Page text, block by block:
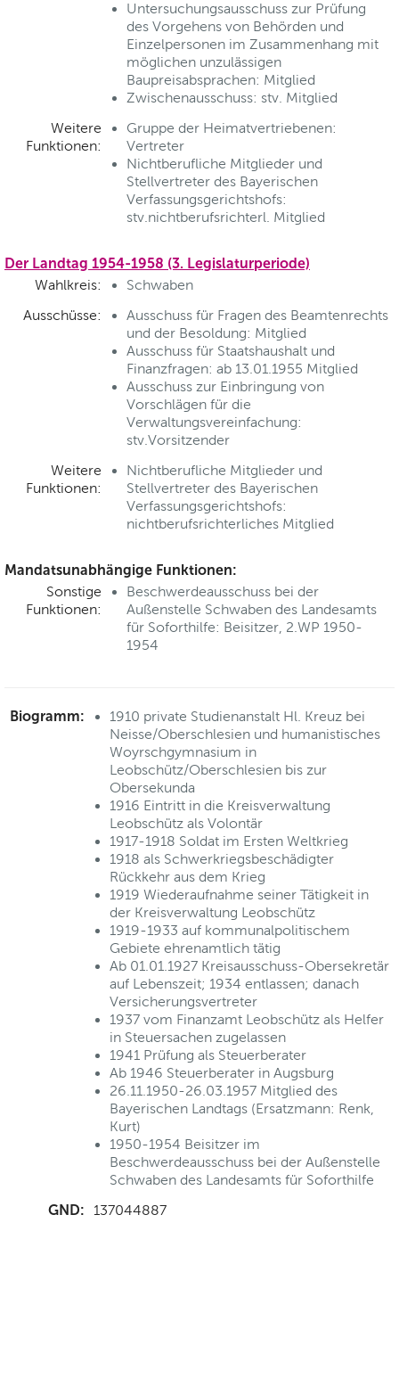
Untersuchungsausschuss zur Prüfung
des Vorgehens von Behörden und
Einzelpersonen im Zusammenhang mit
möglichen unzulässigen
Baupreisabsprachen: Mitglied
Zwischenausschuss: stv. Mitglied
Weitere
Funktionen:
Gruppe der Heimatvertriebenen:
Vertreter
Nichtberufliche Mitglieder und
Stellvertreter des Bayerischen
Verfassungsgerichtshofs:
stv.nichtberufsrichterl. Mitglied
Der Landtag 1954-1958 (3. Legislaturperiode)
Wahlkreis:
Schwaben
Ausschüsse:
Ausschuss für Fragen des Beamtenrechts
und der Besoldung: Mitglied
Ausschuss für Staatshaushalt und
Finanzfragen: ab 13.01.1955 Mitglied
Ausschuss zur Einbringung von
Vorschlägen für die
Verwaltungsvereinfachung:
stv.Vorsitzender
Weitere
Funktionen:
Nichtberufliche Mitglieder und
Stellvertreter des Bayerischen
Verfassungsgerichtshofs:
nichtberufsrichterliches Mitglied
Mandatsunabhängige Funktionen:
Sonstige
Funktionen:
Beschwerdeausschuss bei der
Außenstelle Schwaben des Landesamts
für Soforthilfe: Beisitzer, 2.WP 1950-
1954
Biogramm:
1910 private Studienanstalt Hl. Kreuz bei
Neisse/Oberschlesien und humanistisches
Woyrschgymnasium in
Leobschütz/Oberschlesien bis zur
Obersekunda
1916 Eintritt in die Kreisverwaltung
Leobschütz als Volontär
1917-1918 Soldat im Ersten Weltkrieg
1918 als Schwerkriegsbeschädigter
Rückkehr aus dem Krieg
1919 Wiederaufnahme seiner Tätigkeit in
der Kreisverwaltung Leobschütz
1919-1933 auf kommunalpolitischem
Gebiete ehrenamtlich tätig
Ab 01.01.1927 Kreisausschuss-Obersekretär
auf Lebenszeit; 1934 entlassen; danach
Versicherungsvertreter
1937 vom Finanzamt Leobschütz als Helfer
in Steuersachen zugelassen
1941 Prüfung als Steuerberater
Ab 1946 Steuerberater in Augsburg
26.11.1950-26.03.1957 Mitglied des
Bayerischen Landtags (Ersatzmann: Renk,
Kurt)
1950-1954 Beisitzer im
Beschwerdeausschuss bei der Außenstelle
Schwaben des Landesamts für Soforthilfe
GND: 137044887